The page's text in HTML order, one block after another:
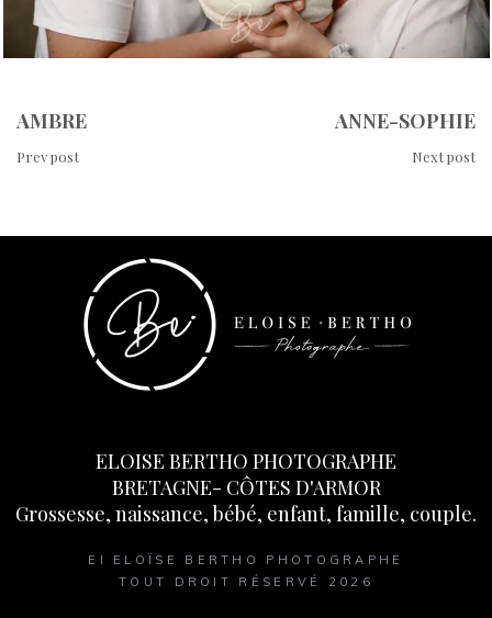
AMBRE
Prev post
ANNE-SOPHIE
Next post
ELOISE BERTHO PHOTOGRAPHE
BRETAGNE- CÔTES D'ARMOR
Grossesse, naissance, bébé, enfant, famille, couple.
EI ELOÏSE BERTHO PHOTOGRAPHE
TOUT DROIT RÉSERVÉ 2026